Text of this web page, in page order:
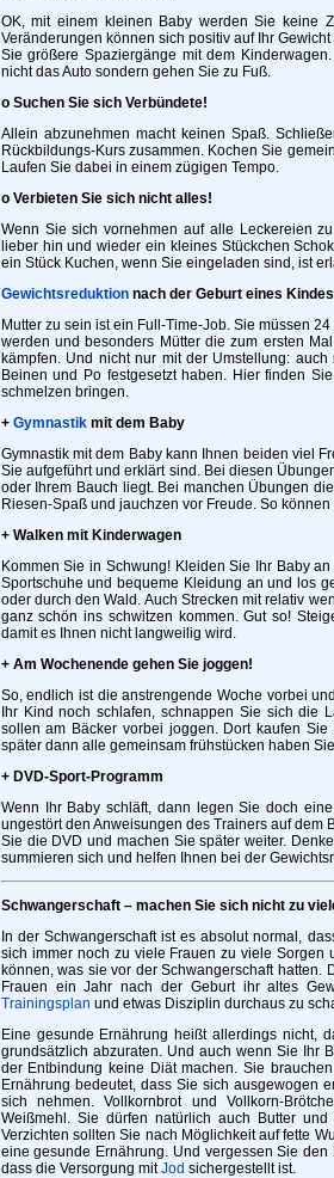
OK, mit einem kleinen Baby werden Sie keine
Veränderungen können sich positiv auf Ihr
Sie größere Spaziergänge mit dem
nicht das Auto sondern gehen Sie zu Fuß.
o Suchen Sie sich Verbündete!
Allein abzunehmen macht keinen Spaß.
Rückbildungs-Kurs zusammen. Kochen Sie
Laufen Sie dabei in einem zügigen Tempo.
o Verbieten Sie sich nicht alles!
Wenn Sie sich vornehmen auf alle Leckereien
lieber hin und wieder ein kleines Stückchen
ein Stück Kuchen, wenn Sie eingeladen sind, ist
Gewichtsreduktionnach der Geburt eines Kindes
Mutter zu sein ist ein Full-Time-Job. Sie müssen
werden und besonders Mütter die zum ersten
kämpfen. Und nicht nur mit der Umstellung:
Beinen und Po festgesetzt haben. Hier finden
schmelzen bringen.
+ Gymnastikmit dem Baby
Gymnastik mit dem Baby kann Ihnen beiden viel
Sie aufgeführt und erklärt sind. Bei diesen
oder Ihrem Bauch liegt. Bei manchen Übungen
Riesen-Spaß und jauchzen vor Freude. So
+ Walken mit Kinderwagen
Kommen Sie in Schwung! Kleiden Sie Ihr Baby
Sportschuhe und bequeme Kleidung an und los
oder durch den Wald. Auch Strecken mit relativ
ganz schön ins schwitzen kommen. Gut so!
damit es Ihnen nicht langweilig wird.
+ Am Wochenende gehen Sie joggen!
So, endlich ist die anstrengende Woche vorbei
Ihr Kind noch schlafen, schnappen Sie sich die
sollen am Bäcker vorbei joggen. Dort kaufen
später dann alle gemeinsam frühstücken haben
+ DVD-Sport-Programm
Wenn Ihr Baby schläft, dann legen Sie doch
ungestört den Anweisungen des Trainers auf dem
Sie die DVD und machen Sie später weiter.
summieren sich und helfen Ihnen bei der
Schwangerschaft – machen Sie sich nicht zu
In der Schwangerschaft ist es absolut normal,
sich immer noch zu viele Frauen zu viele
können, was sie vor der Schwangerschaft hatten.
Frauen ein Jahr nach der Geburt ihr altes
Trainingsplan und etwas Disziplin durchaus zu
Eine gesunde Ernährung heißt allerdings nicht,
grundsätzlich abzuraten. Und auch wenn Sie Ihr
der Entbindung keine Diät machen. Sie
Ernährung bedeutet, dass Sie sich ausgewogen
sich nehmen. Vollkornbrot und Vollkorn-
Weißmehl. Sie dürfen natürlich auch Butter
Verzichten sollten Sie nach Möglichkeit auf fette
eine gesunde Ernährung. Und vergessen Sie
dass die Versorgung mitJod sichergestellt ist.